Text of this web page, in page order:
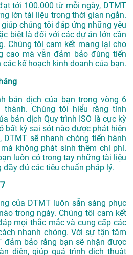
tới 100.000 từ mỗi ngày, DTMT
lớn tài liệu trong thời gian ngắn.
chúng tôi đáp ứng những yêu
biệt là đối với các dự án lớn cần
Chúng tôi cam kết mang lại cho
cao mà vẫn đảm bảo đúng tiến
kế hoạch kinh doanh của bạn.
bản dịch của bạn trong vòng 6
Chúng tôi hiểu rằng tính
bản dịch Quy trình ISO là cực kỳ
bất kỳ sai sót nào được phát hiện
sẽ nhanh chóng tiến hành
không phát sinh thêm chi phí.
luôn có trong tay những tài liệu
đủ các tiêu chuẩn pháp lý.
của DTMT luôn sẵn sàng phục
trong ngày. Chúng tôi cam kết
mọi thắc mắc và cung cấp các
nhanh chóng. Với sự tận tâm
đảm bảo rằng bạn sẽ nhận được
diện, giúp quá trình dịch thuật